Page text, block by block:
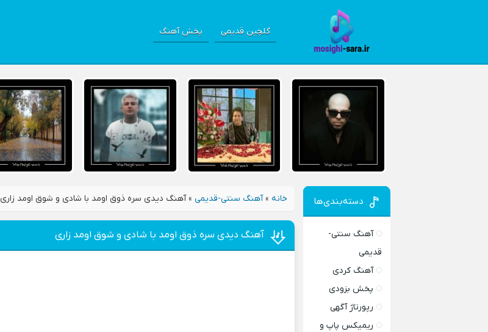
گلچین قدیمی پخش آهنگ
خانه »آهنگ سنتی-قدیمی »آهنگ دیدی سره ذوق اومد با شادی و شوق اومد زاری
آهنگ دیدی سره ذوق اومد با شادی و شوق اومد زاری
دسته‌بندی‌ها
آهنگ سنتی-
قدیمی
آهنگ کردی
پخش بزودی
رپورتاژ آگهی
ریمیکس پاپ و